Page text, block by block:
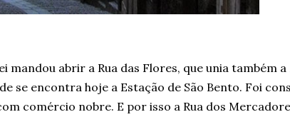
mandou abrir a Rua das Flores, que unia também a
se encontra hoje a Estação de São Bento. Foi
comércio nobre. E por isso a Rua dos